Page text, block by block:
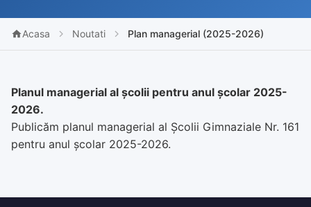
Acasa Noutati Plan managerial (2025-2026)
Planul managerial al școlii pentru anul școlar 2025-
2026.
Publicăm planul managerial al Școlii Gimnaziale Nr. 161
pentru anul școlar 2025-2026.